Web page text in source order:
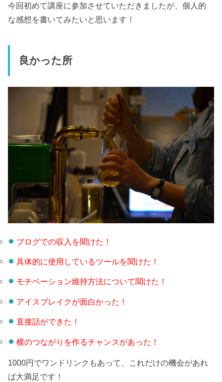
今回初めて講座に参加させていただきましたが、個人的
な感想を書いてみたいと思います！
良かった所
ブログでの収入を聞けた！
具体的に使用しているツールを聞けた！
モチベーション維持方法について聞けた！
アイスブレイクが面白かった！
直接話ができた！
横のつながりを作るチャンスがあった！
1000円でワンドリンクもあって、これだけの機会があれ
ば大満足です！